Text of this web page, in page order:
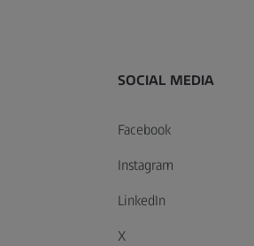
SOCIAL MEDIA
Facebook
Instagram
LinkedIn
X